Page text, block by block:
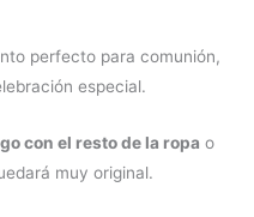
perfecto para comunión,
especial.
con el resto de la ropa o
muy original.